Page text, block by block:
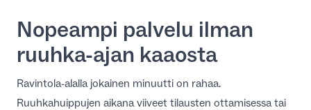
Nopeampi palvelu ilman
ruuhka-ajan kaaosta
Ravintola-alalla jokainen minuutti on rahaa.
Ruuhkahuippujen aikana viiveet tilausten ottamisessa tai